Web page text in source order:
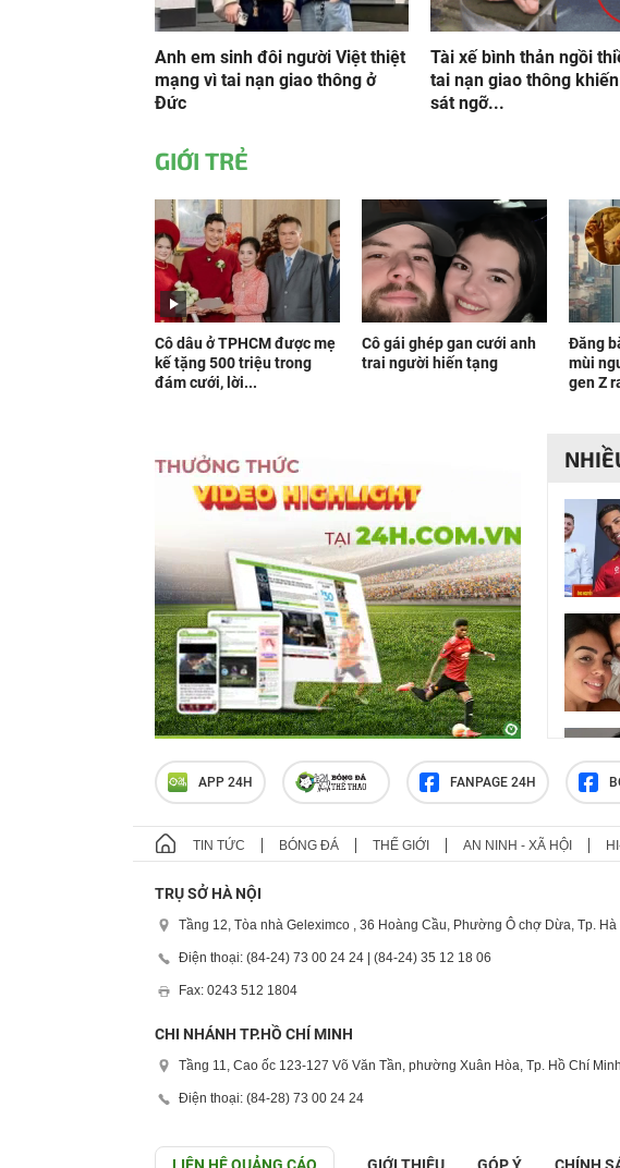
Anh em sinh đôi người Việt thiệt
mạng vì tai nạn giao thông ở
Đức
Tài xế bình thản ngồi
tai nạn giao thông
sát ngỡ...
GIỚI TRẺ
Cô dâu ở TPHCM được mẹ
kế tặng 500 triệu trong
đám cưới, lời...
Cô gái ghép gan cưới anh
trai người hiến tạng
Đăng
mùi
gen Z
APP 24H FANPAGE 24H
TIN TỨC BÓNG ĐÁ THẾ GIỚI AN NINH - XÃ HỘI
TRỤ SỞ HÀ NỘI
Tầng 12, Tòa nhà Geleximco , 36 Hoàng Cầu, Phường Ô chợ Dừa, Tp. Hà
Điện thoại: (84-24) 73 00 24 24 | (84-24) 35 12 18 06
Fax: 0243 512 1804
CHI NHÁNH TP.HỒ CHÍ MINH
Tầng 11, Cao ốc 123-127 Võ Văn Tần, phường Xuân Hòa, Tp. Hồ Chí Minh.
Điện thoại: (84-28) 73 00 24 24
LIÊN HỆ QUẢNG CÁO GIỚI THIỆU GÓP Ý CHÍNH